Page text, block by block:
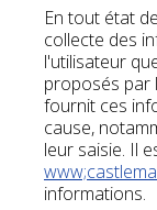
En tout état
collecte des
l'utilisateur
proposés par
fournit ces
cause,
leur saisie. Il
informations.